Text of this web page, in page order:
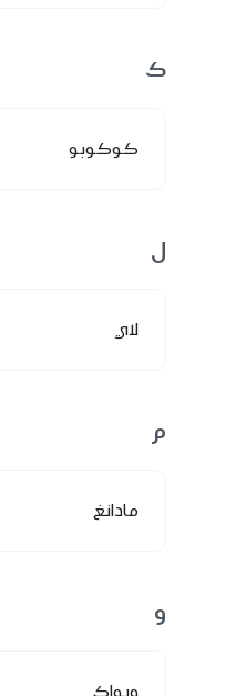
ك
كوكوبو
ل
لاي
م
مادانغ
و
ويواك